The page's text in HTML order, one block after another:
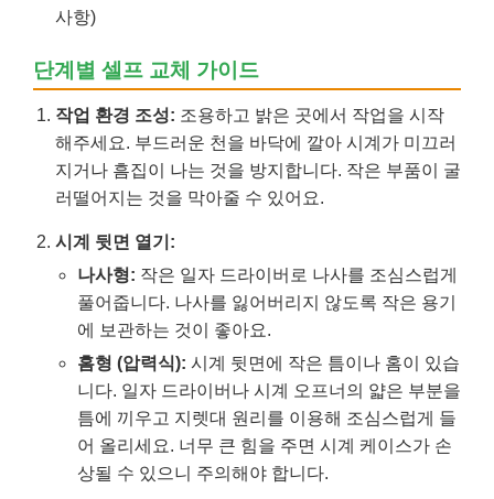
사항)
단계별 셀프 교체 가이드
작업 환경 조성: 조용하고 밝은 곳에서 작업을 시작
해주세요. 부드러운 천을 바닥에 깔아 시계가 미끄러
지거나 흠집이 나는 것을 방지합니다. 작은 부품이 굴
러떨어지는 것을 막아줄 수 있어요.
시계 뒷면 열기:
나사형: 작은 일자 드라이버로 나사를 조심스럽게
풀어줍니다. 나사를 잃어버리지 않도록 작은 용기
에 보관하는 것이 좋아요.
홈형 (압력식): 시계 뒷면에 작은 틈이나 홈이 있습
니다. 일자 드라이버나 시계 오프너의 얇은 부분을
틈에 끼우고 지렛대 원리를 이용해 조심스럽게 들
어 올리세요. 너무 큰 힘을 주면 시계 케이스가 손
상될 수 있으니 주의해야 합니다.